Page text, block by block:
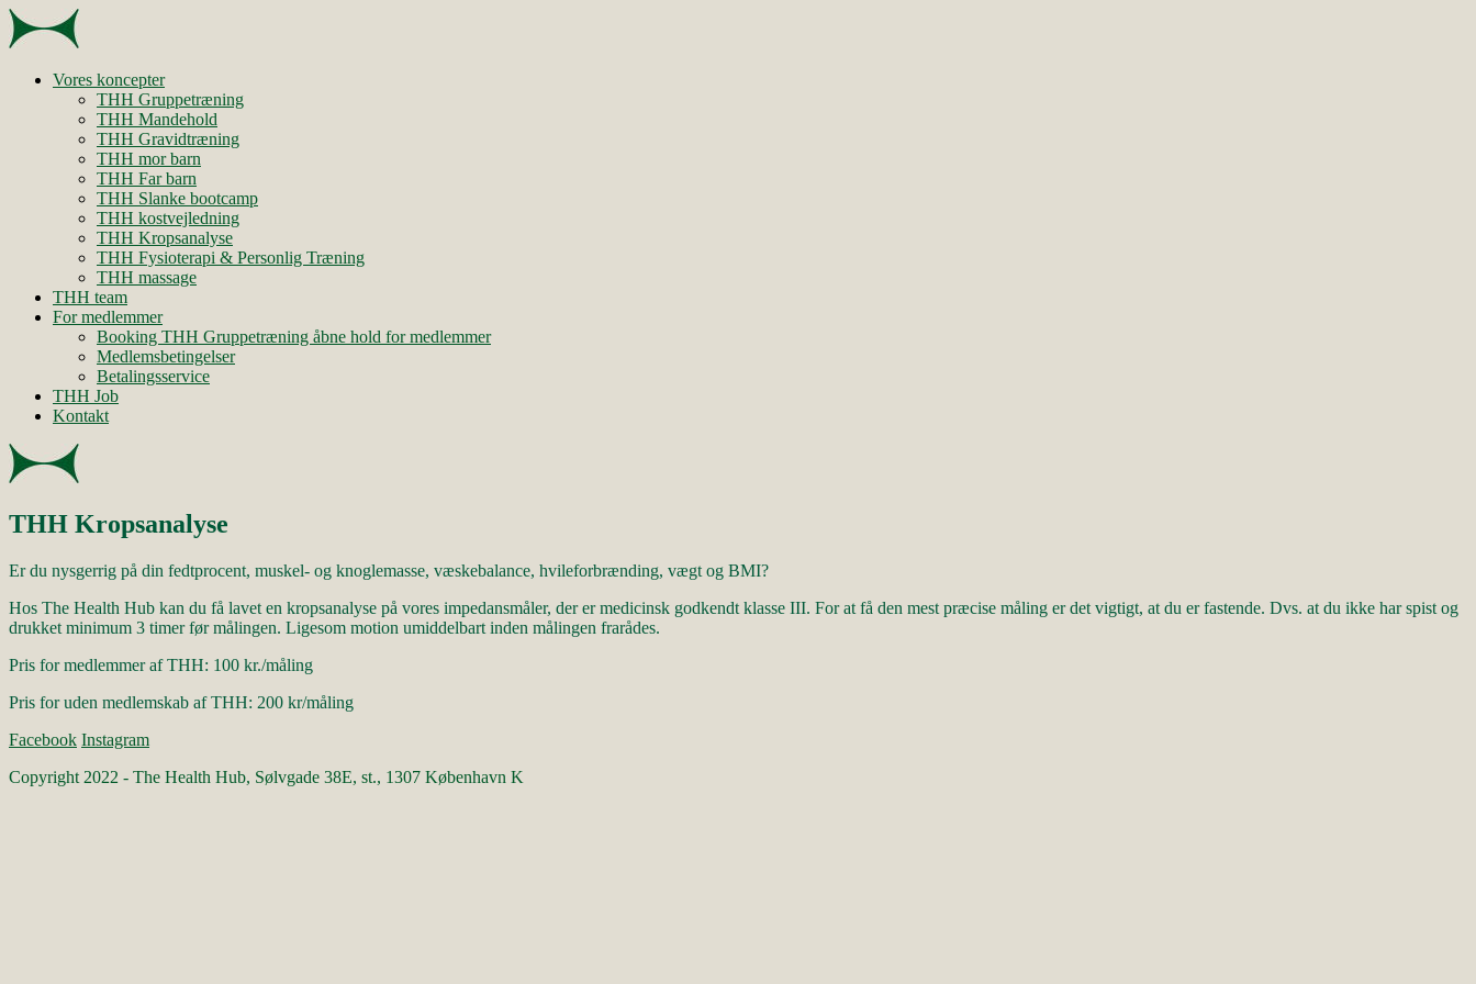
Vores koncepter
THH Gruppetræning
THH Mandehold
THH Gravidtræning
THH mor barn
THH Far barn
THH Slanke bootcamp
THH kostvejledning
THH Kropsanalyse
THH Fysioterapi & Personlig Træning
THH massage
THH team
For medlemmer
Booking THH Gruppetræning åbne hold for medlemmer
Medlemsbetingelser
Betalingsservice
THH Job
Kontakt
THH Kropsanalyse
Er du nysgerrig på din fedtprocent, muskel- og knoglemasse, væskebalance, hvileforbrænding, vægt og BMI?
Hos The Health Hub kan du få lavet en kropsanalyse på vores impedansmåler, der er medicinsk godkendt klasse III. For at få den mest præcise måling er det vigtigt, at du er fastende. Dvs. at du ikke har spist og
drukket minimum 3 timer før målingen. Ligesom motion umiddelbart inden målingen frarådes.
Pris for medlemmer af THH: 100 kr./måling
Pris for uden medlemskab af THH: 200 kr/måling
Facebook Instagram
Copyright 2022 - The Health Hub, Sølvgade 38E, st., 1307 København K